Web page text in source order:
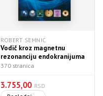
ROBERT SEMNIC
Vodič kroz magnetnu
rezonanciju endokranijuma
370 stranica
3.755,00 RSD